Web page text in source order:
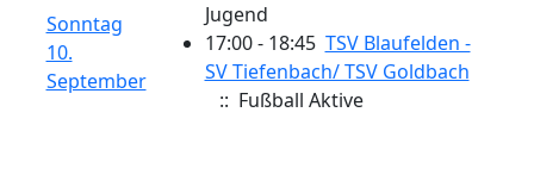
Sonntag
10.
September
Jugend
17:00 - 18:45 TSV Blaufelden -
SV Tiefenbach/​ TSV Goldbach
:: Fußball Aktive